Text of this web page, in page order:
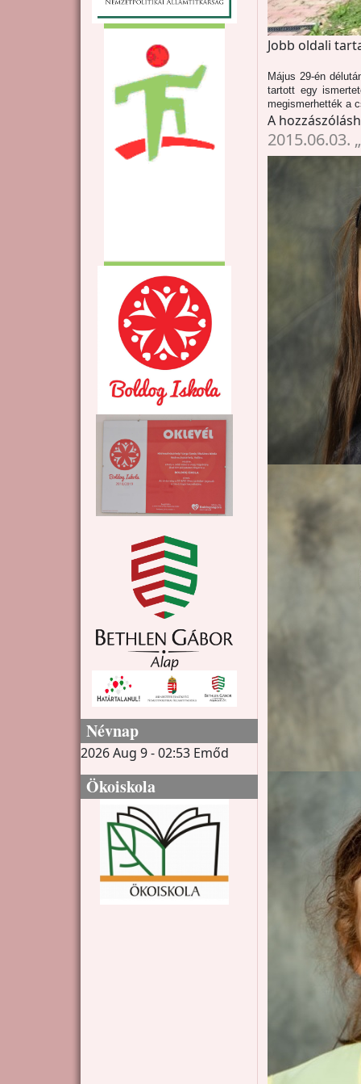
Névnap
2026 Aug 9 - 02:53 Emőd
Ökoiskola
Jobb oldali
Május 29-én
tartott egy
megismerhették a
A
2015.06.03.